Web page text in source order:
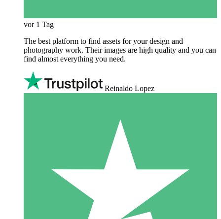
vor 1 Tag
The best platform to find assets for your design and
photography work. Their images are high quality and you can
find almost everything you need.
Reinaldo Lopez